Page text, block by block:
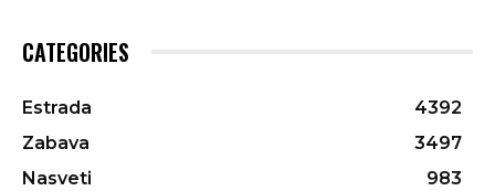
CATEGORIES
Estrada
4392
Zabava
3497
Nasveti
983